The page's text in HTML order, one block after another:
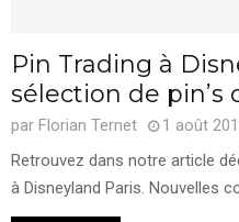
Pin Trading à
sélection de pin’s
par Florian Ternet
1 août
Retrouvez dans notre article
à Disneyland Paris. Nouvelles